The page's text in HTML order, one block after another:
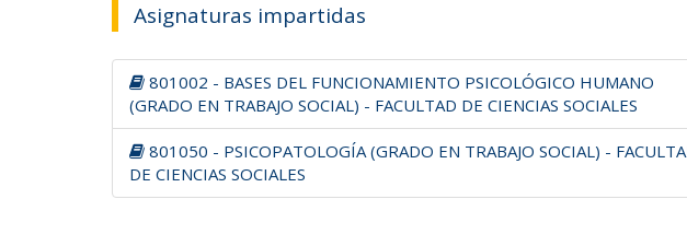
Asignaturas impartidas
801002 - BASES DEL FUNCIONAMIENTO PSICOLÓGICO HUMANO
(GRADO EN TRABAJO SOCIAL) - FACULTAD DE CIENCIAS SOCIALES
801050 - PSICOPATOLOGÍA (GRADO EN TRABAJO SOCIAL) -
DE CIENCIAS SOCIALES